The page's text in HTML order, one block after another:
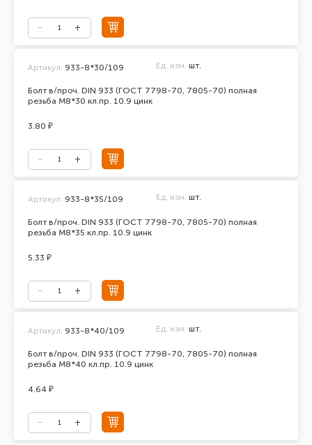
Болт в/проч. DIN 933 (ГОСТ 7798-70, 7805-70) полная
резьба М8*30 кл.пр. 10.9 цинк
Артикул: 933-8*30/109 Ед. изм. шт.
3.80 ₽
Болт в/проч. DIN 933 (ГОСТ 7798-70, 7805-70) полная
резьба М8*35 кл.пр. 10.9 цинк
Артикул: 933-8*35/109 Ед. изм. шт.
5.33 ₽
Болт в/проч. DIN 933 (ГОСТ 7798-70, 7805-70) полная
резьба М8*40 кл.пр. 10.9 цинк
Артикул: 933-8*40/109 Ед. изм. шт.
4.64 ₽